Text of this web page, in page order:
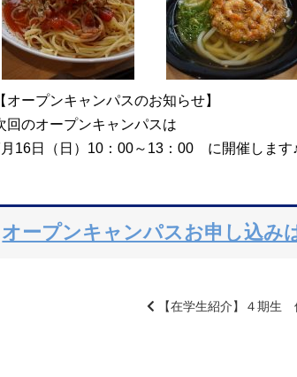
【オープンキャンパスのお知らせ】
回のオープンキャンパスは
16日（日）10：00～13：00 に開催します
オープンキャンパスお申し込み
【在学生紹介】４期生